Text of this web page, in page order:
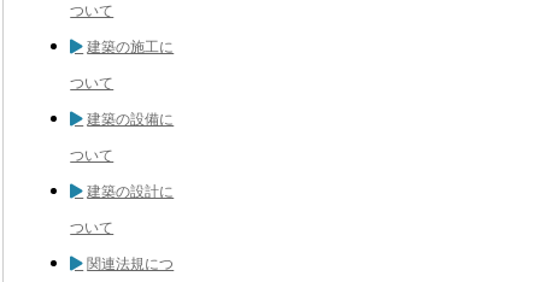
ついて
建築の施工に
ついて
建築の設備に
ついて
建築の設計に
ついて
関連法規につ